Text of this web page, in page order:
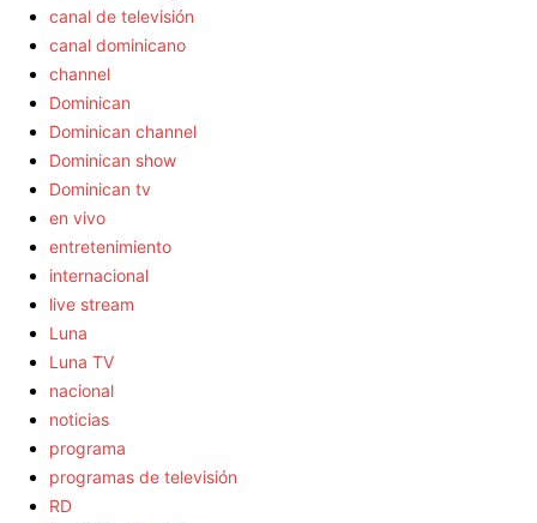
canal de televisión
canal dominicano
channel
Dominican
Dominican channel
Dominican show
Dominican tv
en vivo
entretenimiento
internacional
live stream
Luna
Luna TV
nacional
noticias
programa
programas de televisión
RD